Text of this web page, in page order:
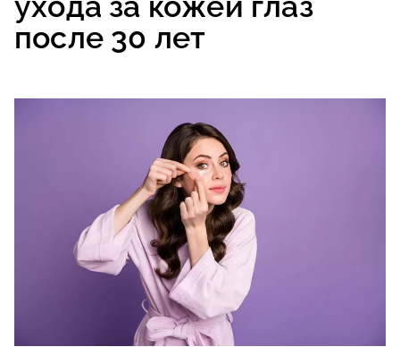
после 30 лет